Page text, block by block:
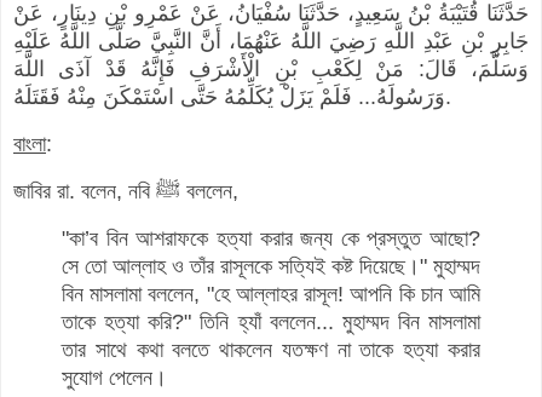
حَدَّثَنَا قُتَيْبَةُ بْنُ سَعِيدٍ، حَدَّثَنَا سُفْيَانُ، عَنْ عَمْرِو بْنِ دِينَارٍ، عَنْ
جَابِرِ بْنِ عَبْدِ اللَّهِ رَضِيَ اللَّهُ عَنْهُمَا، أَنَّ النَّبِيَّ صَلَّى اللَّهُ عَلَيْهِ
وَسَلَّمَ، قَالَ: مَنْ لِكَعْبِ بْنِ الْأَشْرَفِ فَإِنَّهُ قَدْ آذَى اللَّهَ
وَرَسُولَهُ... فَلَمْ يَزَلْ يُكَلِّمُهُ حَتَّى اسْتَمْكَنَ مِنْهُ فَقَتَلَهُ.
বাংলা:
জাবির রা. বলেন, নবি ﷺ বললেন,
"কা’ব বিন আশরাফকে হত্যা করার জন্য কে প্রস্তুত আছো?
সে তো আল্লাহ ও তাঁর রাসূলকে সত্যিই কষ্ট দিয়েছে।" মুহাম্মদ
বিন মাসলামা বললেন, "হে আল্লাহর রাসূল! আপনি কি চান আমি
তাকে হত্যা করি?" তিনি হ্যাঁ বললেন... মুহাম্মদ বিন মাসলামা
তার সাথে কথা বলতে থাকলেন যতক্ষণ না তাকে হত্যা করার
সুযোগ পেলেন।